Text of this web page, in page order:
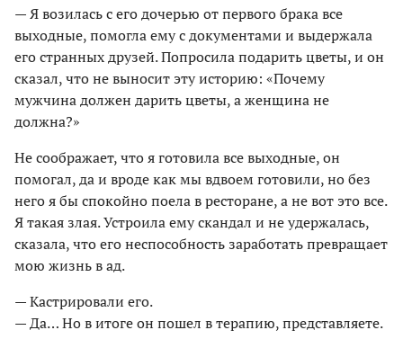
— Я возилась с его дочерью от первого брака все
выходные, помогла ему с документами и выдержала
его странных друзей. Попросила подарить цветы, и он
сказал, что не выносит эту историю: «Почему
мужчина должен дарить цветы, а женщина не
должна?»
Не соображает, что я готовила все выходные, он
помогал, да и вроде как мы вдвоем готовили, но без
него я бы спокойно поела в ресторане, а не вот это все.
Я такая злая. Устроила ему скандал и не удержалась,
сказала, что его неспособность заработать превращает
мою жизнь в ад.
— Кастрировали его.
— Да… Но в итоге он пошел в терапию, представляете.